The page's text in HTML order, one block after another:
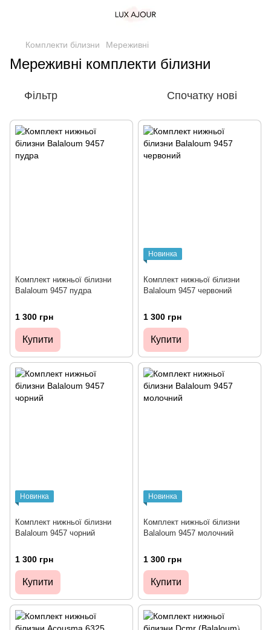
Комплекти білизни Мереживні
Мереживні комплекти білизни
Фільтр Спочатку нові
Комплект нижньої білизни
Balaloum 9457 пудра
1 300 грн
Купити
Новинка
Комплект нижньої білизни
Balaloum 9457 червоний
1 300 грн
Купити
Новинка
Комплект нижньої білизни
Balaloum 9457 чорний
1 300 грн
Купити
Новинка
Комплект нижньої білизни
Balaloum 9457 молочний
1 300 грн
Купити